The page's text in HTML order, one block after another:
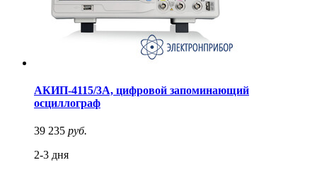
АКИП-4115/3А, цифровой запоминающий
осциллограф
39 235 руб.
2-3 дня